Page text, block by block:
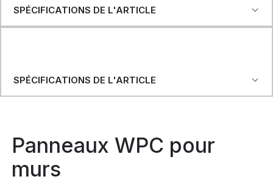
SPÉCIFICATIONS DE L'ARTICLE
SPÉCIFICATIONS DE L'ARTICLE
Panneaux WPC pour
murs